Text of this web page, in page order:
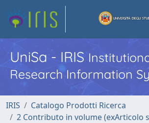
UniSa - IRIS
Research Information
IRIS
Catalogo Prodotti Ricerca
2 Contributo in volume (exArticolo